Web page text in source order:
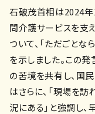
石破茂首相は2024年
問介護サービスを支
ついて、「ただごと
を示しました。この
の苦境を共有し、国
はさらに、「現場を
況にある」と強調し